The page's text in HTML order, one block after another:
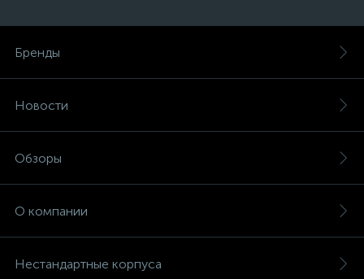
Бренды
Новости
Обзоры
О компании
Нестандартные корпуса